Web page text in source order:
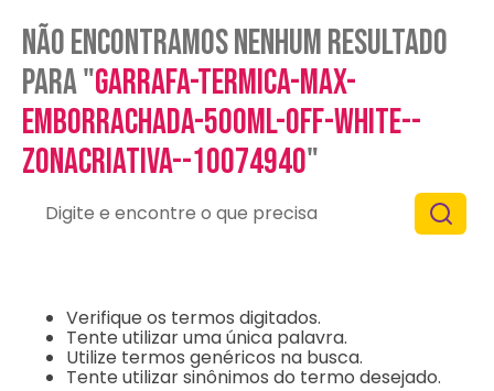
Não encontramos nenhum resultado
para "garrafa-termica-max-
emborrachada-500ml-off-white--
zonacriativa--10074940"
O que eu devo fazer?
Verifique os termos digitados.
Tente utilizar uma única palavra.
Utilize termos genéricos na busca.
Tente utilizar sinônimos do termo desejado.